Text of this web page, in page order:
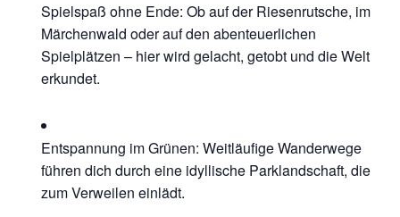
Spielspaß ohne Ende: Ob auf der Riesenrutsche, im
Märchenwald oder auf den abenteuerlichen
Spielplätzen – hier wird gelacht, getobt und die Welt
erkundet.
Entspannung im Grünen: Weitläufige Wanderwege
führen dich durch eine idyllische Parklandschaft, die
zum Verweilen einlädt.